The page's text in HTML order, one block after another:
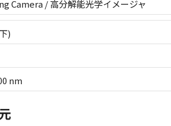
Camera / 高分解能光学イメージャ
)
nm